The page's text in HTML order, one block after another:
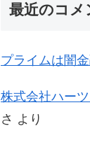
最近のコメ
プライム は闇
株式会社ハー
さ より